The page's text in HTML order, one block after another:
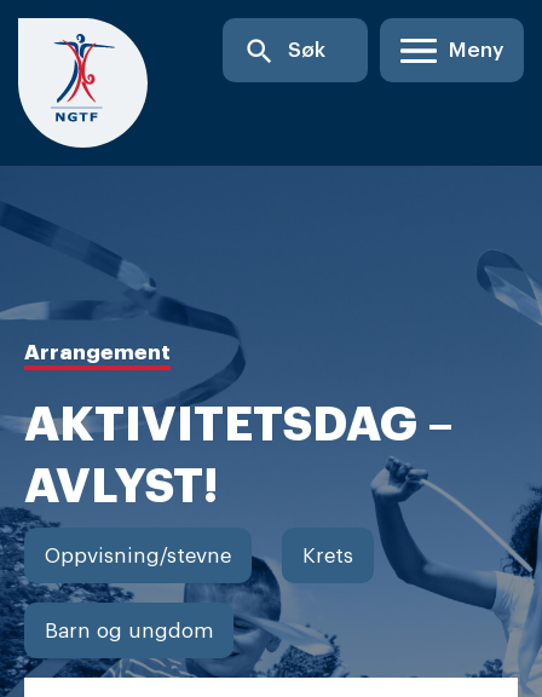
Skip
content
search Søk Meny
Arrangement
AKTIVITETSDAG –
AVLYST!
Oppvisning/stevne Krets
Barn og ungdom